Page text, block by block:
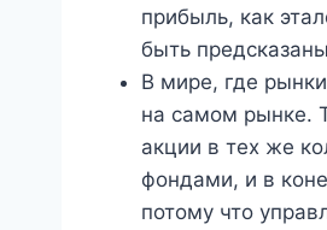
прибыль, как
быть
В мире, где
на самом рынке.
акции в тех же
фондами, и в
потому что